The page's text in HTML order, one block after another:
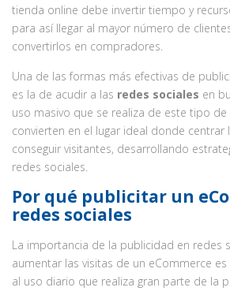
tienda online debe invertir tiempo y
para así llegar al mayor número de
convertirlos en compradores.
Una de las formas más efectivas de
es la de acudir a las redes sociales en
uso masivo que se realiza de este tipo
convierten en el lugar ideal donde centrar
conseguir visitantes, desarrollando
redes sociales.
Por qué publicitar un
redes sociales
La importancia de la publicidad en redes
aumentar las visitas de un eCommerce
al uso diario que realiza gran parte de la